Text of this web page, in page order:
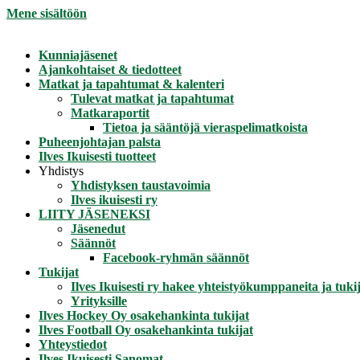
Mene sisältöön
Kunniajäsenet
Ajankohtaiset & tiedotteet
Matkat ja tapahtumat & kalenteri
Tulevat matkat ja tapahtumat
Matkaraportit
Tietoa ja sääntöjä vieraspelimatkoista
Puheenjohtajan palsta
Ilves Ikuisesti tuotteet
Yhdistys
Yhdistyksen taustavoimia
Ilves ikuisesti ry
LIITY JÄSENEKSI
Jäsenedut
Säännöt
Facebook-ryhmän säännöt
Tukijat
Ilves Ikuisesti ry hakee yhteistyökumppaneita ja
Yrityksille
Ilves Hockey Oy osakehankinta tukijat
Ilves Football Oy osakehankinta tukijat
Yhteystiedot